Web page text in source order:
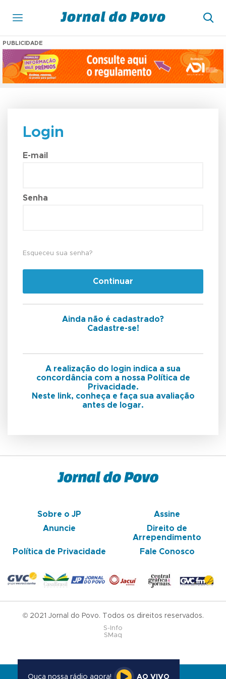
PUBLICIDADE
Login
E-mail
Senha
Esqueceu sua senha?
Continuar
Ainda não é cadastrado?
Cadastre-se!
A realização do login indica a sua
concordância com a nossa Política de
Privacidade.
Neste link, conheça e faça sua avaliação
antes de logar.
Sobre o JP
Assine
Anuncie
Direito de
Arrependimento
Política de Privacidade
Fale Conosco
© 2021 Jornal do Povo. Todos os direitos reservados.
S-Info
SMaq
Ouça nossa rádio agora! AO VIVO